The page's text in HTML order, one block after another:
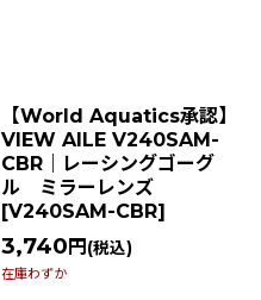
【World Aquatics承認】
VIEW AILE V240SAM-
CBR｜レーシングゴーグ
ル ミラーレンズ
[V240SAM-CBR]
3,740 円 (税込)
在庫わずか